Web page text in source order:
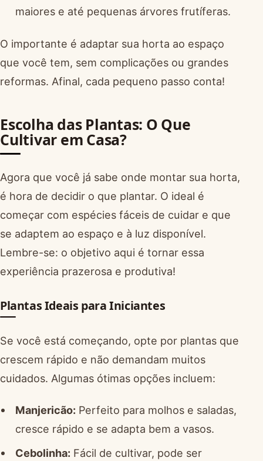
maiores e até pequenas árvores frutíferas.
O importante é adaptar sua horta ao espaço
que você tem, sem complicações ou grandes
reformas. Afinal, cada pequeno passo conta!
Escolha das Plantas: O Que
Cultivar em Casa?
Agora que você já sabe onde montar sua horta,
é hora de decidir o que plantar. O ideal é
começar com espécies fáceis de cuidar e que
se adaptem ao espaço e à luz disponível.
Lembre-se: o objetivo aqui é tornar essa
experiência prazerosa e produtiva!
Plantas Ideais para Iniciantes
Se você está começando, opte por plantas que
crescem rápido e não demandam muitos
cuidados. Algumas ótimas opções incluem:
Manjericão: Perfeito para molhos e saladas,
cresce rápido e se adapta bem a vasos.
Cebolinha: Fácil de cultivar, pode ser